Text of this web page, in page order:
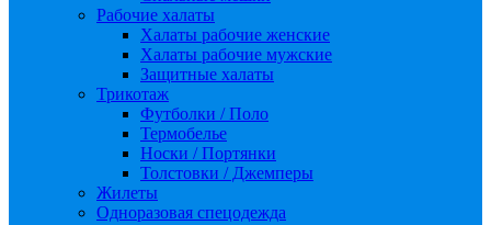
Рабочие халаты
Халаты рабочие женские
Халаты рабочие мужские
Защитные халаты
Трикотаж
Футболки / Поло
Термобелье
Носки / Портянки
Толстовки / Джемперы
Жилеты
Одноразовая спецодежда